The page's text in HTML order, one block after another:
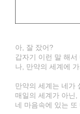
아, 잘 잤어?
갑자기 이런 말 해서
나, 만약의 세계에
만약의 세계는 네가
매일의 세계가 아닌,
네 마음속에 있는 또